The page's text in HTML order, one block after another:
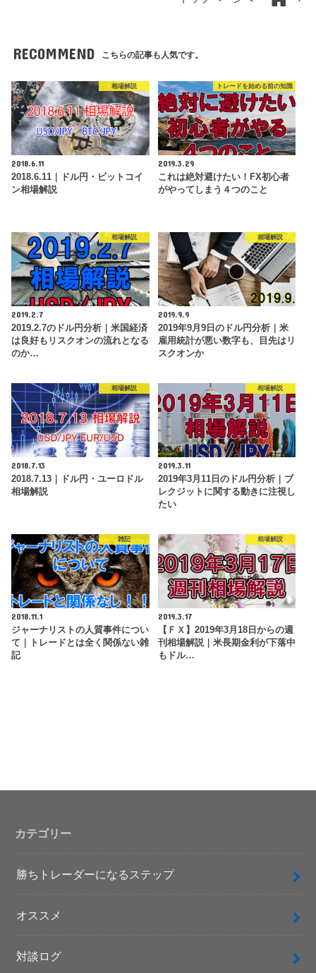
RECOMMEND こちらの記事も人気です。
相場解説
2018.6.11
2018.6.11｜ドル円・ビットコイ
ン相場解説
トレードを始める前の知識
2019.3.29
これは絶対避けたい！FX初心者
がやってしまう４つのこと
相場解説
2019.2.7
2019.2.7のドル円分析｜米国経済
は良好もリスクオンの流れとなる
のか…
相場解説
2019.9.9
2019年9月9日のドル円分析｜米
雇用統計が悪い数字も、目先はリ
スクオンか
相場解説
2018.7.13
2018.7.13｜ドル円・ユーロドル
相場解説
相場解説
2019.3.11
2019年3月11日のドル円分析｜ブ
レクジットに関する動きに注視し
たい
雑記
2018.11.1
ジャーナリストの人質事件につい
て｜トレードとは全く関係ない雑
記
相場解説
2019.3.17
【ＦＸ】2019年3月18日からの週
刊相場解説｜米長期金利が下落中
もドル…
カテゴリー
勝ちトレーダーになるステップ
オススメ
対談ログ